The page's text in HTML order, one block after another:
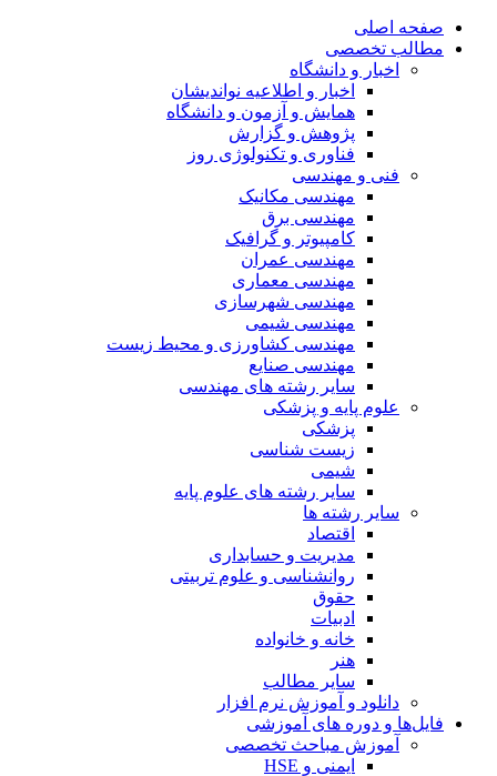
صفحه اصلی
مطالب تخصصی
اخبار و دانشگاه
اخبار و اطلاعیه نواندیشان
همایش و آزمون و دانشگاه
پژوهش و گزارش
فناوری و تکنولوژی روز
فنی و مهندسی
مهندسی مکانیک
مهندسی برق
کامپیوتر و گرافیک
مهندسی عمران
مهندسی معماری
مهندسی شهرسازی
مهندسی شیمی
مهندسی کشاورزی و محیط زیست
مهندسی صنایع
سایر رشته های مهندسی
علوم پایه و پزشکی
پزشکی
زیست شناسی
شیمی
سایر رشته های علوم پایه
سایر رشته ها
اقتصاد
مدیریت و حسابداری
روانشناسی و علوم تربیتی
حقوق
ادبیات
خانه و خانواده
هنر
سایر مطالب
دانلود و آموزش نرم افزار
فایل‌ها و دوره های آموزشی
آموزش مباحث تخصصی
ایمنی و HSE